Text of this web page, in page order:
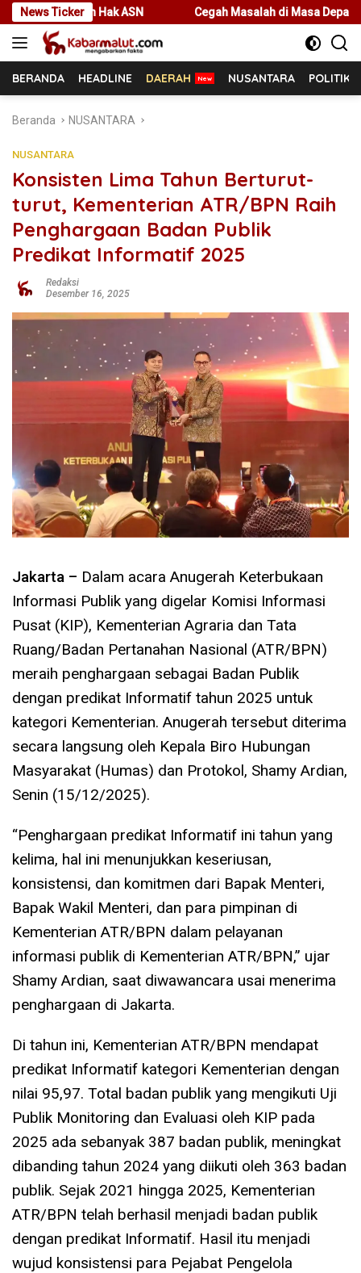
Langsung
ke
konten
News Ticker
ASN Cegah Masalah di Masa Depan, Menteri Nusron
BERANDA HEADLINE DAERAH NUSANTARA POLITIK
Beranda NUSANTARA
NUSANTARA
Konsisten Lima Tahun Berturut-
turut, Kementerian ATR/BPN Raih
Penghargaan Badan Publik
Predikat Informatif 2025
Redaksi
Desember 16, 2025
Jakarta – Dalam acara Anugerah Keterbukaan
Informasi Publik yang digelar Komisi Informasi
Pusat (KIP), Kementerian Agraria dan Tata
Ruang/Badan Pertanahan Nasional (ATR/BPN)
meraih penghargaan sebagai Badan Publik
dengan predikat Informatif tahun 2025 untuk
kategori Kementerian. Anugerah tersebut diterima
secara langsung oleh Kepala Biro Hubungan
Masyarakat (Humas) dan Protokol, Shamy Ardian,
Senin (15/12/2025).
“Penghargaan predikat Informatif ini tahun yang
kelima, hal ini menunjukkan keseriusan,
konsistensi, dan komitmen dari Bapak Menteri,
Bapak Wakil Menteri, dan para pimpinan di
Kementerian ATR/BPN dalam pelayanan
informasi publik di Kementerian ATR/BPN,” ujar
Shamy Ardian, saat diwawancara usai menerima
penghargaan di Jakarta.
Di tahun ini, Kementerian ATR/BPN mendapat
predikat Informatif kategori Kementerian dengan
nilai 95,97. Total badan publik yang mengikuti Uji
Publik Monitoring dan Evaluasi oleh KIP pada
2025 ada sebanyak 387 badan publik, meningkat
dibanding tahun 2024 yang diikuti oleh 363 badan
publik. Sejak 2021 hingga 2025, Kementerian
ATR/BPN telah berhasil menjadi badan publik
dengan predikat Informatif. Hasil itu menjadi
wujud konsistensi para Pejabat Pengelola